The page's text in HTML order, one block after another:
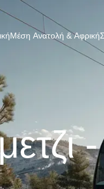
Μέση Ανατολή & Αφρική